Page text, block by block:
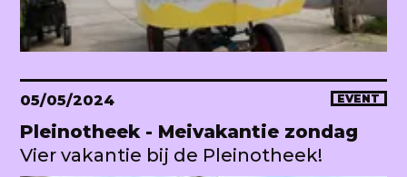
05/05/2024 EVENT
Pleinotheek - Meivakantie zondag
Vier vakantie bij de Pleinotheek!